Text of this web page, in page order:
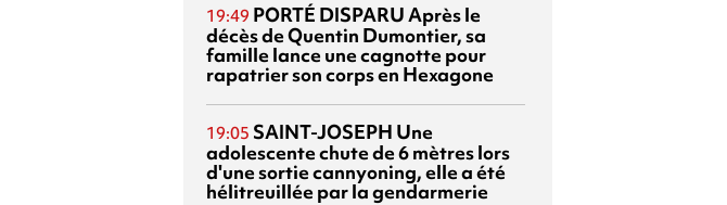
19:49 PORTÉ DISPARUAprès le
décès de Quentin Dumontier, sa
famille lance une cagnotte pour
rapatrier son corps en Hexagone
19:05 SAINT-JOSEPH Une
adolescente chute de 6 mètres lors
d'une sortie cannyoning, elle a été
hélitreuillée par la gendarmerie